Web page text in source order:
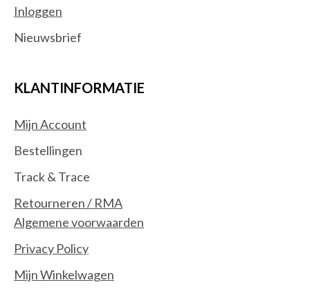
Inloggen
Nieuwsbrief
KLANTINFORMATIE
Mijn Account
Bestellingen
Track & Trace
Retourneren / RMA
Algemene voorwaarden
Privacy Policy
Mijn Winkelwagen